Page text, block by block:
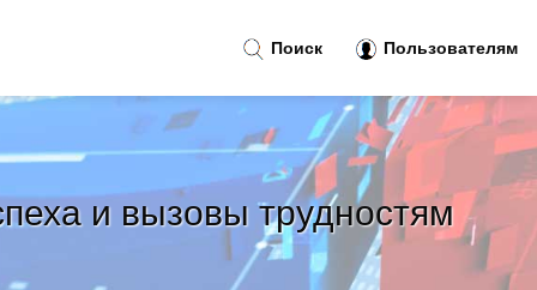
и вызовы трудностям
Поиск Пользователям